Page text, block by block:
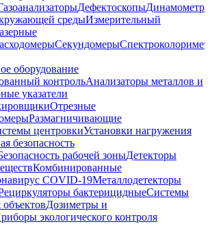
Дефектоскопы
средыИзмерительный
Секундомеры
оборудование
контрольАнализаторы металлов и
указатели
Отрезные
Размагничивающие
центровкиУстановки нагружения
безопасность
рабочей зоныДетекторы
Комбинированные
COVID-19Металлодетекторы
бактерицидныеСистемы
объектовДозиметры и
экологического контроля